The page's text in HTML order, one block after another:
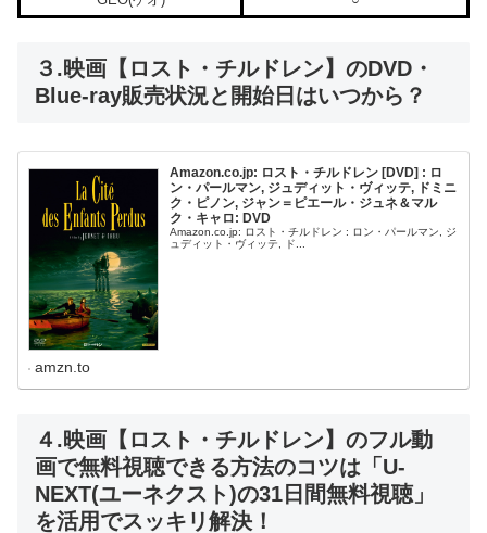
３.映画【ロスト・チルドレン】のDVD・
Blue-ray販売状況と開始日はいつから？
Amazon.co.jp: ロスト・チルドレン [DVD] : ロ
ン・パールマン, ジュディット・ヴィッテ, ドミニ
ク・ピノン, ジャン＝ピエール・ジュネ＆マル
ク・キャロ: DVD
Amazon.co.jp: ロスト・チルドレン : ロン・パールマン, ジ
ュディット・ヴィッテ, ド...
amzn.to
４.映画【ロスト・チルドレン】のフル動
画で無料視聴できる方法のコツは「U-
NEXT(ユーネクスト)の31日間無料視聴」
を活用でスッキリ解決！